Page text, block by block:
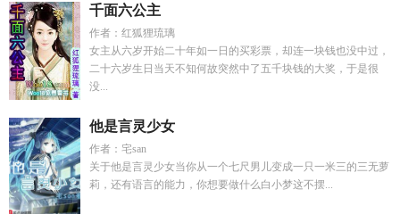
千面六公主
作者：红狐狸琉璃
女主从六岁开始二十年如一日的买彩票，却连一块钱也没中过，
二十六岁生日当天不知何故突然中了五千块钱的大奖，于是很
没...
他是言灵少女
作者：宅san
关于他是言灵少女当你从一个七尺男儿变成一只一米三的三无萝
莉，还有语言的能力，你想要做什么白小梦这不摆...